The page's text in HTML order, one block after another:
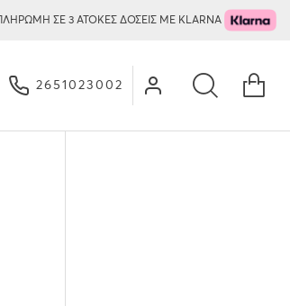
ΠΛΗΡΩΜΗ ΣΕ 3 ΑΤΟΚΕΣ ΔΟΣΕΙΣ ΜΕ KLARNA
2651023002